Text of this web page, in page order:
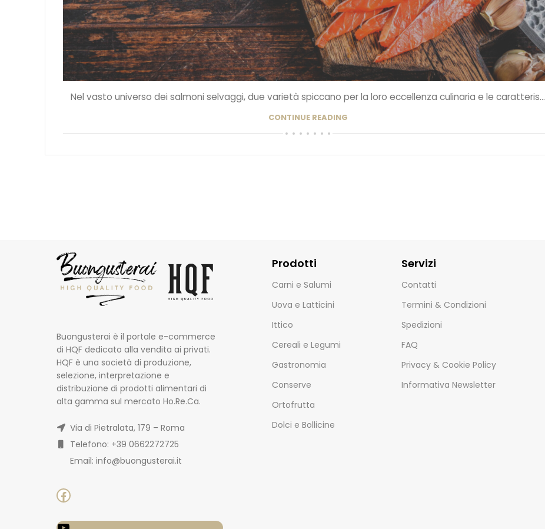
Nel vasto universo dei salmoni selvaggi, due varietà spiccano per la loro eccellenza culinaria e le caratteris...
CONTINUE READING
Buongusterai è il portale e-commerce
di HQF dedicato alla vendita ai privati.
HQF è una società di produzione,
selezione, interpretazione e
distribuzione di prodotti alimentari di
alta gamma sul mercato Ho.Re.Ca.
Via di Pietralata, 179 – Roma
Telefono: +39 0662272725
Email: info@buongusterai.it
Prodotti
Carni e Salumi
Uova e Latticini
Ittico
Cereali e Legumi
Gastronomia
Conserve
Ortofrutta
Dolci e Bollicine
Servizi
Contatti
Termini & Condizioni
Spedizioni
FAQ
Privacy & Cookie Policy
Informativa Newsletter